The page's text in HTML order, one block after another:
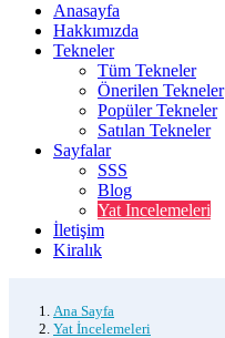
Anasayfa
Hakkımızda
Tekneler
Tüm Tekneler
Önerilen Tekneler
Popüler Tekneler
Satılan Tekneler
Sayfalar
SSS
Blog
Yat Incelemeleri
İletişim
Kiralık
Ana Sayfa
Yat İncelemeleri